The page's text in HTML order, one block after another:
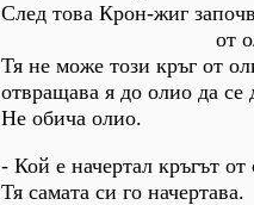
След това Крон-жиг
от олио да
Тя не може този кръг от
отвращава я до олио да се
Не обича олио.
- Кой е начертал кръгът
Тя самата си го начертава.